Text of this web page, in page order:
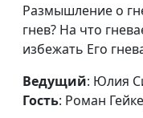
Вавилон как система
религиозного
В ожидании Христа
Размышление о
гнев? На что
избежать Его
Ведущий: Юлия
Гость: Роман